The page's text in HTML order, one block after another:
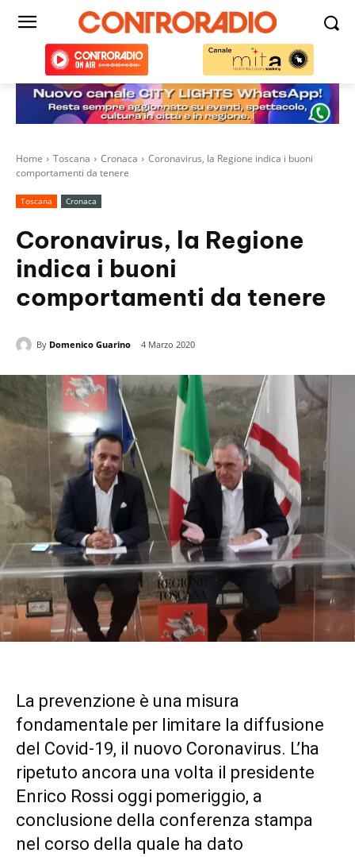
Home Toscana Cronaca
Coronavirus, la Regione indica i buoni
comportamenti da tenere
Toscana Cronaca
Coronavirus, la Regione
indica i buoni
comportamenti da tenere
By Domenico Guarino 4 Marzo 2020
La prevenzione è una misura
fondamentale per limitare la diffusione
del Covid-19, il nuovo Coronavirus. L’ha
ripetuto ancora una volta il presidente
Enrico Rossi oggi pomeriggio, a
conclusione della conferenza stampa
nel corso della quale ha dato